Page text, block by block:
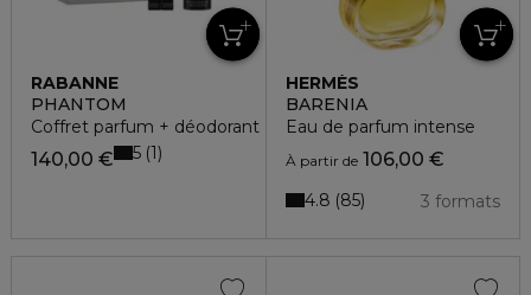
RABANNE
PHANTOM
Coffret parfum + déodorant
140,00 € 5 1
HERMÈS
BARENIA
Eau de parfum intense
À partir de106,00 €
3 formats
4.8 85